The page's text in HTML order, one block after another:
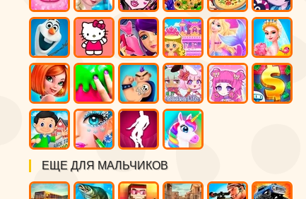
ЕЩЕ ДЛЯ МАЛЬЧИКОВ